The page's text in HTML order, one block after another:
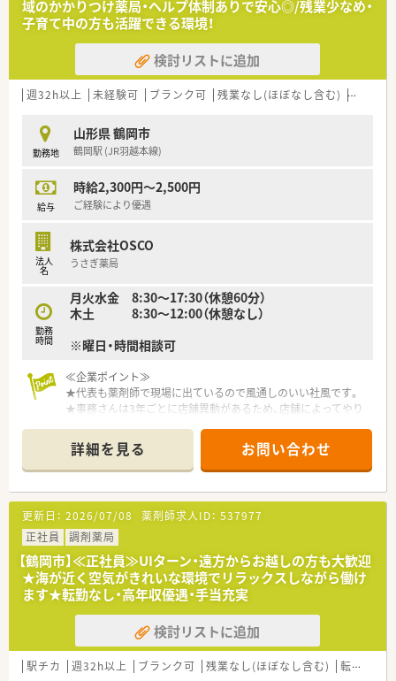
域のかかりつけ薬局・ヘルプ体制ありで安心◎/残業少なめ・
子育て中の方も活躍できる環境！
検討リストに追加
週32h以上 未経験可 ブランク可 残業なし(ほぼなし含む) 転勤な
勤務地
山形県 鶴岡市
鶴岡駅 (JR羽越本線)
給与
時給2,300円～2,500円
ご経験により優遇
法人
名
株式会社OSCO
うさぎ薬局
勤務
時間
月火水金 8:30～17:30（休憩60分）
木土 8:30～12:00（休憩なし）
※曜日・時間相談可
≪企業ポイント≫
★代表も薬剤師で現場に出ているので風通しのいい社風です。
★事務さんは3年ごとに店舗異動があるため、店舗によってやり
★全店舗事務さん4名で運営しており、ベテランでもあるので、
薬剤師の業務効率にも繋がっています。
★節目に会社のイベントなども実施しており、横のつながりも大
事にしています。
★荘内エリアに店舗があり、比較的近いためヘルプ体制も整って
います。お互い様精神で支えあいながら仕事ができる環境です。
★半日単位で有給取得可能です。
★産育休復帰率100％！勤続年数平均10年と定着率の良い会社で
す。
≪企業紹介≫
2011年創業で、創業当初からいらっしゃる社員の方で構成され
ています。異動や転勤なく、平均勤続年数が10年とほぼ創業から
の期間と重なっています。地域のかかりつけ薬剤師としてご活
躍いただける方をお迎えしたいと考えています。庄内地区で5店
詳細を見る お問い合わせ
更新日： 2026/07/08 薬剤師求人ID： 537977
正社員
調剤薬局
【鶴岡市】≪正社員≫UIターン・遠方からお越しの方も大歓迎
★海が近く空気がきれいな環境でリラックスしながら働け
ます★転勤なし・高年収優遇・手当充実
検討リストに追加
駅チカ 週32h以上 ブランク可 残業なし(ほぼなし含む) 転勤なし